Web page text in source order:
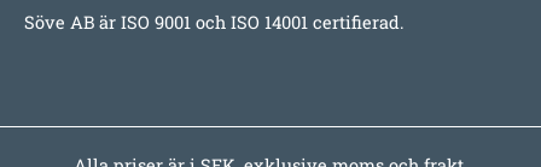
Söve AB är ISO 9001 och ISO 14001 certifierad.